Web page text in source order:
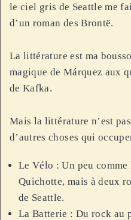
le ciel gris de Seattle me
d’un roman des Brontë.
La littérature est ma
magique de Márquez aux
de Kafka.
Mais la littérature n’est
d’autres choses qui
Le Vélo : Un peu comme
Quichotte, mais à deux
de Seattle.
La Batterie : Du rock au